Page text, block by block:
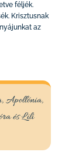
féljék.
Krisztusnak
az
Apollónia,
és Lili